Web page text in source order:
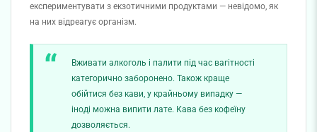
експериментувати з екзотичними продуктами — невідомо, як
на них відреагує організм.
Вживати алкоголь і палити під час вагітності
категорично заборонено. Також краще
обійтися без кави, у крайньому випадку —
іноді можна випити лате. Кава без кофеїну
дозволяється.